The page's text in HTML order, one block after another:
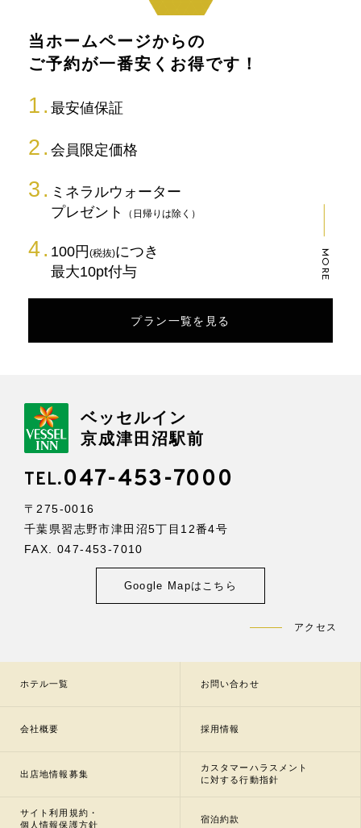
当ホームページからの
ご予約が一番安くお得です！
最安値保証
会員限定価格
ミネラルウォーター
プレゼント
（日帰りは除く）
100円(税抜)につき
最大10pt付与
MORE
プラン一覧を見る
ベッセルイン
京成津田沼駅前
TEL.047-453-7000
〒275-0016
千葉県習志野市津田沼5丁目12番4号
FAX. 047-453-7010
Google Mapはこちら
アクセス
ホテル一覧 お問い合わせ
会社概要 採用情報
出店地情報募集
カスタマーハラスメント
に対する行動指針
サイト利用規約・
個人情報保護方針
宿泊約款